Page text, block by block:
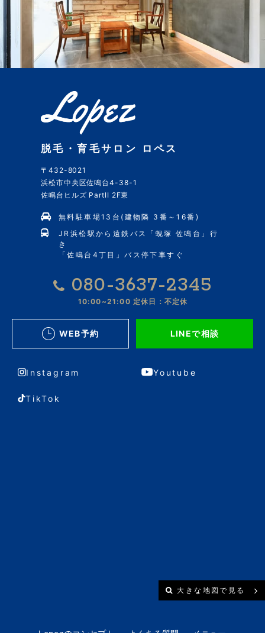
脱毛・育毛サロン ロペス
〒432-8021
浜松市中央区佐鳴台4-38-1
佐鳴台ヒルズ PartII 2F東
無料駐車場13台(建物隣 3番～16番)
JR浜松駅から遠鉄バス「蜆塚 佐鳴台」行
き
「佐鳴台4丁目」バス停下車すぐ
080-3637-2345
10:00~21:00 定休日：不定休
WEB予約 LINEで相談
Instagram Youtube
TikTok
大きな地図で見る